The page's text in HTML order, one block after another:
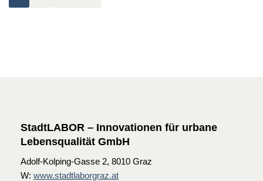
StadtLABOR – Innovationen für urbane
Lebensqualität GmbH
Adolf-Kolping-Gasse 2, 8010 Graz
W: www.stadtlaborgraz.at